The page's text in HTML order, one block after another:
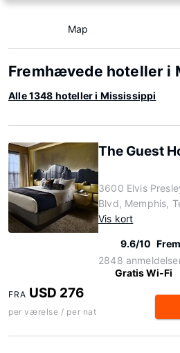
Map
Fremhævede hoteller i
Alle 1348 hoteller i Mississippi
The Guest
3600 Elvis
Blvd, Memphis,
Vis kort
9.6/10
2848
Gratis Wi-Fi
FRA USD 276
per værelse / per nat